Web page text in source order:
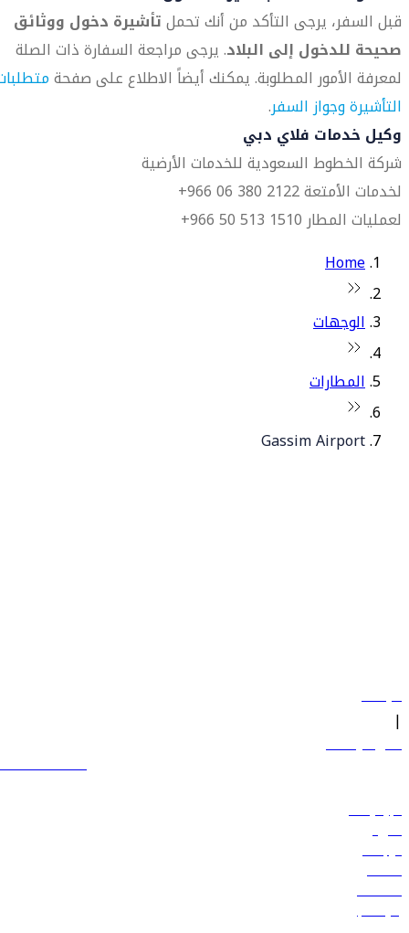
قبل السفر، يرجى التأكد من أنك تحملتأشيرة دخول ووثائق
صحيحة للدخول إلى البلاد. يرجى مراجعة السفارة ذات الصلة
لمعرفة الأمور المطلوبة. يمكنك أيضاً الاطلاع على صفحة
التأشيرة وجواز السفر.
وكيل خدمات فلاي دبي
شركة الخطوط السعودية للخدمات الأرضية
لخدمات الأمتعة 2122 380 06 966+
لعمليات المطار 1510 513 50 966+
Home
الوجهات
المطارات
Gassim Airport
سياساتنا
|
الشروط والأحكام
600 544 445
حجز الرحلات
العروض
الوجهات
الأمتعة
المساعدة
إدارة الحجز